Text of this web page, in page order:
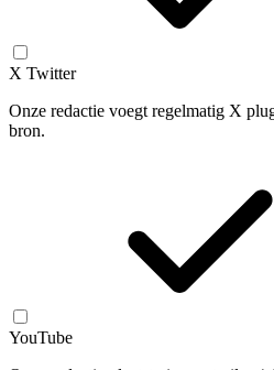
X Twitter
Onze redactie voegt regelmatig X
bron.
YouTube